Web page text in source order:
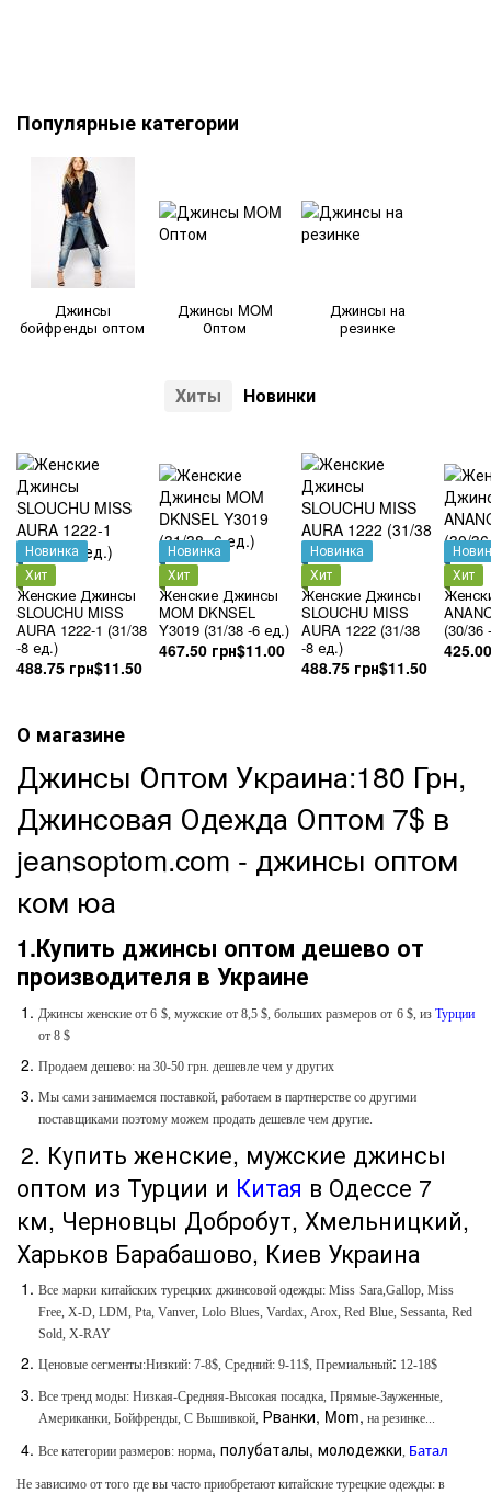
Популярные категории
Джинсы
бойфренды оптом
Джинсы MOM
Оптом
Джинсы на
резинке
Хиты Новинки
Новинка
Хит
Женские Джинсы
SLOUCHU MISS
AURA 1222-1 (31/38
-8 ед.)
488.75 грн$11.50
Новинка
Хит
Женские Джинсы
MOM DKNSEL
Y3019 (31/38 -6 ед.)
467.50 грн$11.00
Новинка
Хит
Женские Джинсы
SLOUCHU MISS
AURA 1222 (31/38
-8 ед.)
488.75 грн$11.50
Хит
(30/36
О магазине
Джинсы Оптом Украина:180 Грн,
Джинсовая Одежда Оптом 7$ в
jeansoptom.com - джинсы оптом
ком юа
1.Купить джинсы оптом дешево от
производителя в Украине
Джинсы женские от 6 $, мужские от 8,5 $, больших размеров от 6 $, из Турции
от 8 $
Продаем дешево: на 30-50 грн. дешевле чем у других
Мы сами занимаемся поставкой, работаем в партнерстве со другими
поставщиками поэтому можем продать дешевле чем другие.
2. Купить женские, мужские джинсы
оптом из Турции и Китая в Одессе 7
км, Черновцы Добробут, Хмельницкий,
Харьков Барабашово, Киев Украина
Все марки китайских турецких джинсовой одежды: Miss Sara Gallop Miss
Free X-D LDM Pta Vanver Lolo Blues Vardaх, Arox Red Blue Sessanta Red
Sold X-RAY
Ценовые сегменты:Низкий: 7-8$, Средний: 9-11$, Премиальный: 12-18$
Все тренд моды: Низкая-Средняя-Высокая посадка, Прямые-Зауженные,
Американки, Бойфренды, С Вышивкой, Рванки, Mom, на резинке...
Все категории размеров: норма, полубаталы, молодежки, Батал
Не зависимо от того где вы часто приобретают китайские турецкие одежды: в